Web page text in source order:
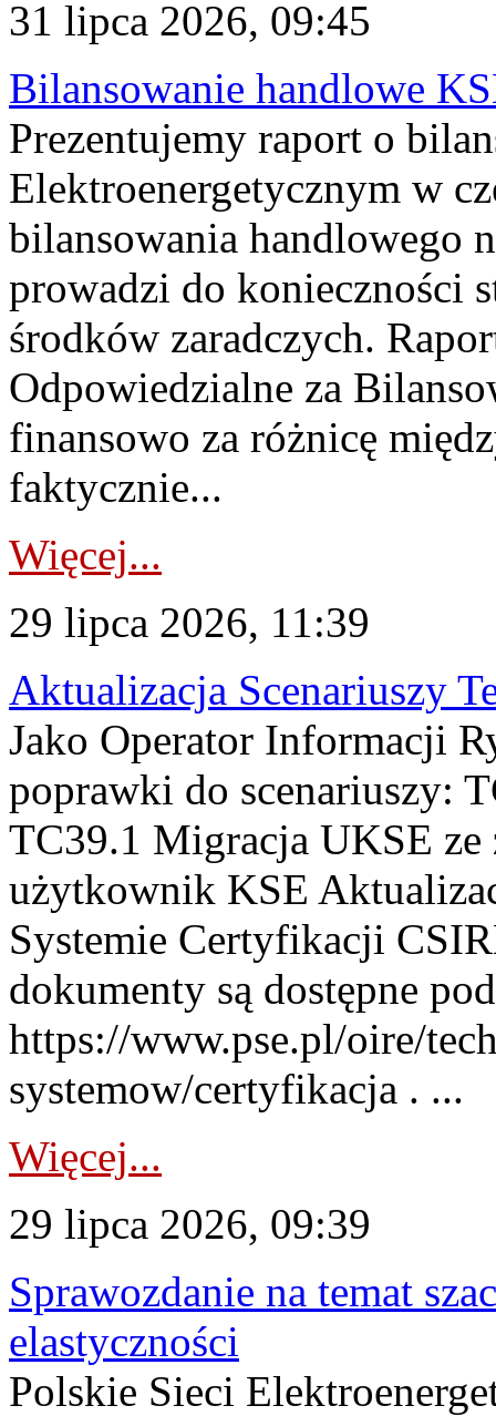
31 lipca 2026, 09:45
Bilansowanie handlowe
Prezentujemy raport o
Elektroenergetycznym w
bilansowania handlowego
prowadzi do konieczności
środków zaradczych.
Odpowiedzialne za
finansowo za różnicę
faktycznie...
Więcej...
29 lipca 2026, 11:39
Aktualizacja Scenariuszy
Jako Operator Informacji
poprawki do scenariuszy:
TC39.1 Migracja UKSE
użytkownik KSE
Systemie Certyfikacji
dokumenty są dostępne
https://www.pse.pl/oire/
systemow/certyfikacja . ...
Więcej...
29 lipca 2026, 09:39
Sprawozdanie na temat
elastyczności
Polskie Sieci